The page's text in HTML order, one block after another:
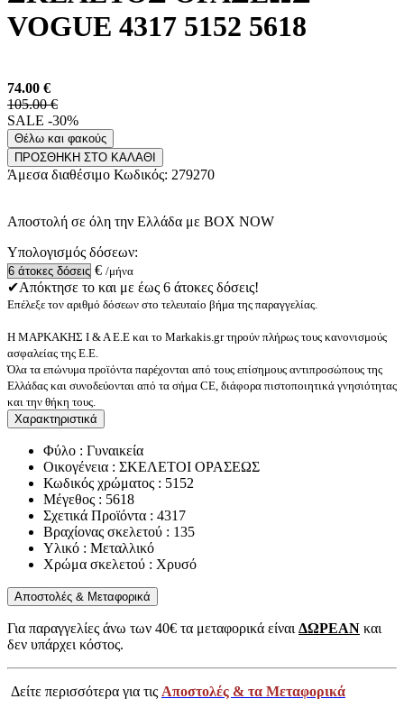
VOGUE 4317 5152 5618
74.00 €
105.00 €
SALE -30%
Θέλω και φακούς
ΠΡΟΣΘΗΚΗ ΣΤΟ ΚΑΛΑΘΙ
Άμεσα διαθέσιμο Κωδικός: 279270
Αποστολή σε όλη την Ελλάδα με BOX NOW
Υπολογισμός δόσεων:
€ /μήνα
✔Απόκτησε το και με έως 6 άτοκες δόσεις!
Επέλεξε τον αριθμό δόσεων στο τελευταίο βήμα της παραγγελίας.
Η ΜΑΡΚΑΚΗΣ Ι & Α Ε.Ε και το Markakis.gr τηρούν πλήρως τους κανονισμούς
ασφαλείας της Ε.Ε.
Όλα τα επώνυμα προϊόντα παρέχονται από τους επίσημους αντιπροσώπους της
Ελλάδας και συνοδεύονται από τα σήμα CE, διάφορα πιστοποιητικά γνησιότητας
και την θήκη τους.
Χαρακτηριστικά
Φύλο : Γυναικεία
Οικογένεια : ΣΚΕΛΕΤΟΙ ΟΡΑΣΕΩΣ
Κωδικός χρώματος : 5152
Μέγεθος : 5618
Σχετικά Προϊόντα : 4317
Βραχίονας σκελετού : 135
Υλικό : Μεταλλικό
Χρώμα σκελετού : Χρυσό
Αποστολές & Μεταφορικά
Για παραγγελίες άνω των 40€ τα μεταφορικά είναιΔΩΡΕΑΝ και
δεν υπάρχει κόστος.
Δείτε περισσότερα για τις Αποστολές & τα Μεταφορικά